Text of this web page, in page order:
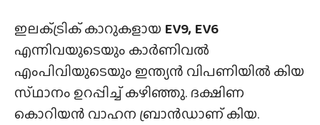
ഇലക്‌ട്രിക് കാറുകളായ EV9, EV6
എന്നിവയുടെയും കാർണിവൽ
എംപിവിയുടെയും ഇന്ത്യൻ വിപണിയിൽ കിയ
സ്‌ഥാനം ഉറപ്പിച്ച് കഴിഞ്ഞു. ദക്ഷിണ
കൊറിയൻ വാഹന ബ്രാൻഡാണ് കിയ.